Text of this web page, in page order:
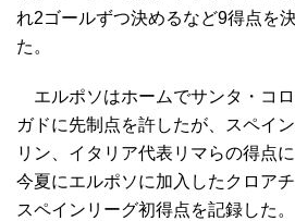
れ2ゴールずつ決めるなど9得点を
た。
エルポソはホームでサンタ・コロマと対戦。ダニ・サル
ガドに先制点を許したが、スペイ
リン、イタリア代表リマらの得点
今夏にエルポソに加入したクロア
スペインリーグ初得点を記録した。